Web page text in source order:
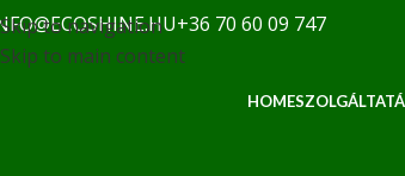
Skip to navigation
Skip to main content
+36 70 60 09 747
HOME